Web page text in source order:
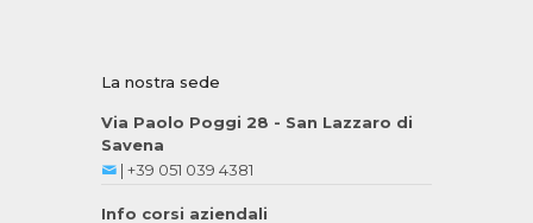
La nostra sede
Via Paolo Poggi 28 - San Lazzaro di
Savena
| +39 051 039 4381
Info corsi aziendali